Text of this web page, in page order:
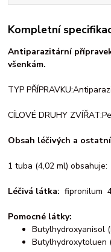
Kompletní
Antiparazitární
všenkám.
TYP
CÍLOVÉ DRUHY
Obsah léčivých a
1 tuba (4,02 ml) obsahuje:
Léčivá látka: fipronilum
Pomocné látky:
Butylhydroxyanisol
Butylhydroxytoluen